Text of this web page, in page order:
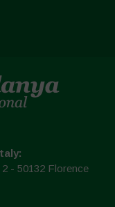
- 50132 Florence